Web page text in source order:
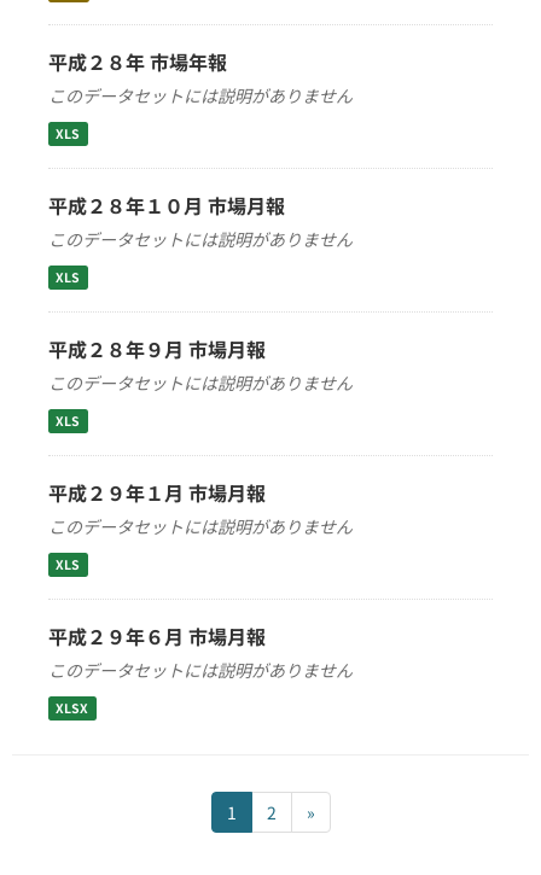
平成２８年 市場年報
このデータセットには説明がありません
XLS
平成２８年１０月 市場月報
このデータセットには説明がありません
XLS
平成２８年９月 市場月報
このデータセットには説明がありません
XLS
平成２９年１月 市場月報
このデータセットには説明がありません
XLS
平成２９年６月 市場月報
このデータセットには説明がありません
XLSX
1 2 »